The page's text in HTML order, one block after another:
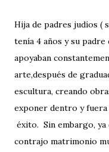
Hija de padres judíos (
tenía 4 años y su padre
apoyaban
arte,después de
escultura, creando
exponer dentro y fuera
éxito. Sin embargo,
contrajo matrimonio